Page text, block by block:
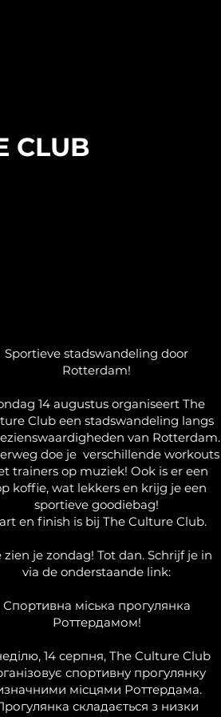
CLUB
Sportieve stadswandeling door
Rotterdam!
14 augustus organiseert The
Club een stadswandeling langs
van Rotterdam.
doe je verschillende workouts
trainers op muziek! Ook is er een
koffie, wat lekkers en krijg je een
sportieve goodiebag!
en finish is bij The Culture Club.
zien je zondag! Tot dan. Schrijf je in
via de onderstaande link:
Спортивна міська прогулянка
Роттердамом!
14 серпня, The Culture Club
спортивну прогулянку
місцями Роттердама.
складається з низки